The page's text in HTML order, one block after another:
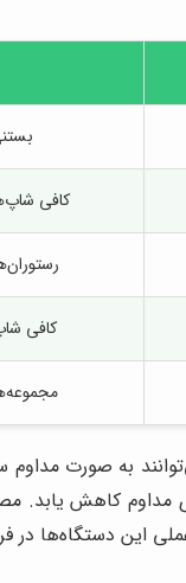
کافی
کافی
به صورت مداوم
مداوم کاهش یابد.
این دستگاه‌ها در